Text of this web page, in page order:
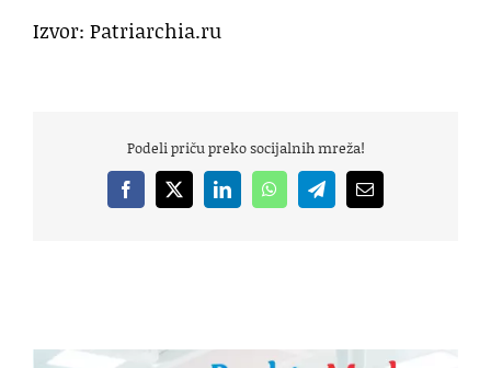
Izvor: Patriarchia.ru
Podeli priču preko socijalnih mreža!
Facebook
X LinkedInWhatsAppTelegramEmail